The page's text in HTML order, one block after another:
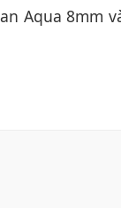
Aqua 8mm